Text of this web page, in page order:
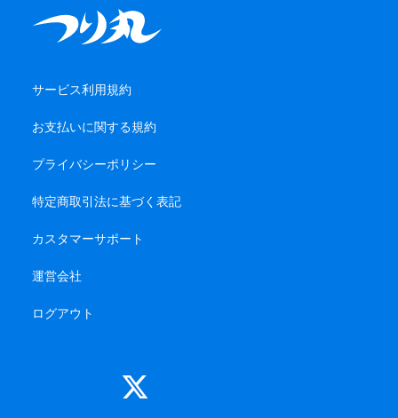
サービス利用規約
お支払いに関する規約
プライバシーポリシー
特定商取引法に基づく表記
カスタマーサポート
運営会社
ログアウト